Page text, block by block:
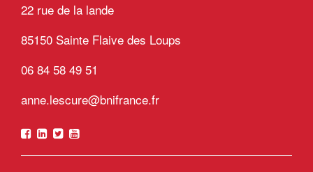
22 rue de la lande
85150 Sainte Flaive des Loups
06 84 58 49 51
anne.lescure@bnifrance.fr